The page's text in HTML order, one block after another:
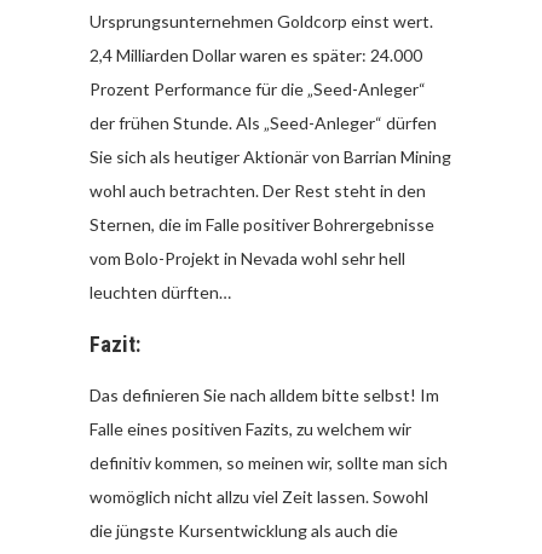
Ursprungsunternehmen Goldcorp einst wert.
2,4 Milliarden Dollar waren es später: 24.000
Prozent Performance für die „Seed-Anleger“
der frühen Stunde. Als „Seed-Anleger“ dürfen
Sie sich als heutiger Aktionär von Barrian Mining
wohl auch betrachten. Der Rest steht in den
Sternen, die im Falle positiver Bohrergebnisse
vom Bolo-Projekt in Nevada wohl sehr hell
leuchten dürften…
Fazit:
Das definieren Sie nach alldem bitte selbst! Im
Falle eines positiven Fazits, zu welchem wir
definitiv kommen, so meinen wir, sollte man sich
womöglich nicht allzu viel Zeit lassen. Sowohl
die jüngste Kursentwicklung als auch die